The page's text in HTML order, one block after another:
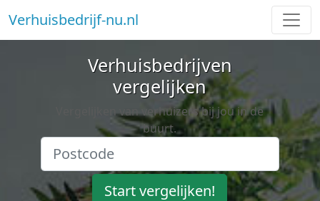
Verhuisbedrijf-nu.nl
Verhuisbedrijven
vergelijken
Vergelijken van verhuizers bij jou in de
buurt.
Start vergelijken!